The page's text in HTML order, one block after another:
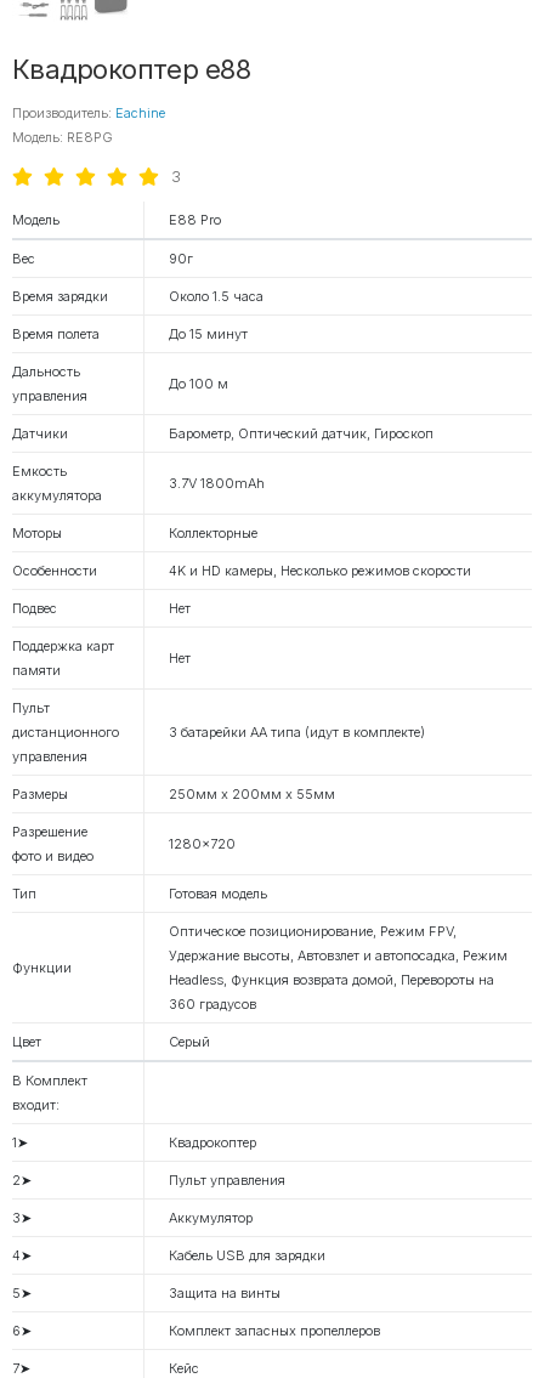
Квадрокоптер e88
Производитель: Eachine
Модель: RE8PG
3
Модель E88 Pro
Вес 90г
Время зарядки Около 1.5 часа
Время полета До 15 минут
Дальность
управления
До 100 м
Датчики Барометр, Оптический датчик, Гироскоп
Емкость
аккумулятора
3.7V 1800mAh
Моторы Коллекторные
Особенности 4K и HD камеры, Несколько режимов скорости
Подвес Нет
Поддержка карт
памяти
Нет
Пульт
дистанционного
управления
3 батарейки АА типа (идут в комплекте)
Размеры 250мм x 200мм x 55мм
Разрешение
фото и видео
1280x720
Тип Готовая модель
Функции
Оптическое позиционирование, Режим FPV,
Удержание высоты, Автовзлет и автопосадка, Режим
Headless, Функция возврата домой, Перевороты на
360 градусов
Цвет Серый
В Комплект
входит:
1➤ Квадрокоптер
2➤ Пульт управления
3➤ Аккумулятор
4➤ Кабель USB для зарядки
5➤ Защита на винты
6➤ Комплект запасных пропеллеров
7➤ Кейс